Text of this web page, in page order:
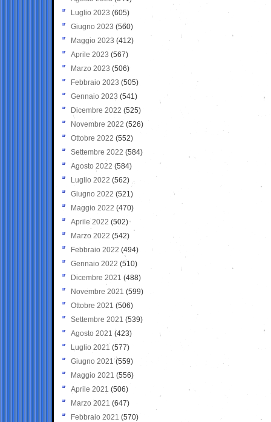
Luglio 2023 (605)
Giugno 2023 (560)
Maggio 2023 (412)
Aprile 2023 (567)
Marzo 2023 (506)
Febbraio 2023 (505)
Gennaio 2023 (541)
Dicembre 2022 (525)
Novembre 2022 (526)
Ottobre 2022 (552)
Settembre 2022 (584)
Agosto 2022 (584)
Luglio 2022 (562)
Giugno 2022 (521)
Maggio 2022 (470)
Aprile 2022 (502)
Marzo 2022 (542)
Febbraio 2022 (494)
Gennaio 2022 (510)
Dicembre 2021 (488)
Novembre 2021 (599)
Ottobre 2021 (506)
Settembre 2021 (539)
Agosto 2021 (423)
Luglio 2021 (577)
Giugno 2021(559)
Maggio 2021 (556)
Aprile 2021 (506)
Marzo 2021 (647)
Febbraio 2021 (570)